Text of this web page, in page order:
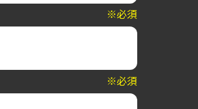
※必須
※必須